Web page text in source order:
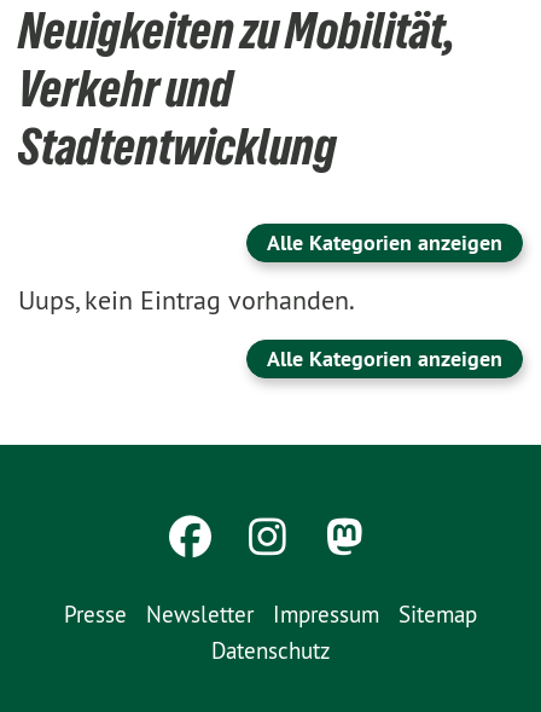
Neuigkeiten zu Mobilität,
Verkehr und
Stadtentwicklung
Alle Kategorien anzeigen
Uups, kein Eintrag vorhanden.
Alle Kategorien anzeigen
Presse Newsletter Impressum
Sitemap
Datenschutz